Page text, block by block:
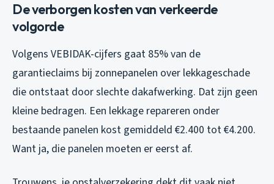
De verborgen kosten van verkeerde
volgorde
Volgens VEBIDAK-cijfers gaat 85% van de
garantieclaims bij zonnepanelen over lekkageschade
die ontstaat door slechte dakafwerking. Dat zijn geen
kleine bedragen. Een lekkage repareren onder
bestaande panelen kost gemiddeld €2.400 tot €4.200.
Want ja, die panelen moeten er eerst af.